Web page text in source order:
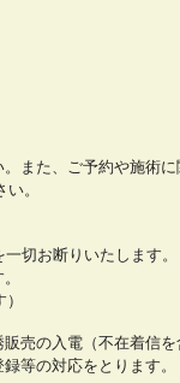
また、ご予約や施術に
。
切お断りいたします。
売の入電（不在着信を
等の対応をとります。